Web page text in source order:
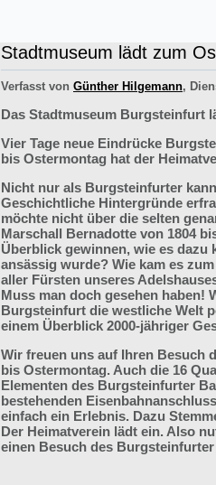
Stadtmuseum lädt zum
Verfasst von Günther Hilgemann,
Das Stadtmuseum Burgsteinfurt
Vier Tage neue Eindrücke
bis Ostermontag hat der
Nicht nur als Burgsteinfurter
Geschichtliche Hintergründe
möchte nicht über die selten
Marschall Bernadotte von 1804
Überblick gewinnen, wie es dazu
ansässig wurde? Wie kam es
aller Fürsten unseres
Muss man doch gesehen haben!
Burgsteinfurt die westliche Welt
einem Überblick 2000-jähriger
Wir freuen uns auf Ihren Besuch
bis Ostermontag. Auch die 16
Elementen des Burgsteinfurter
bestehenden
einfach ein Erlebnis. Dazu
Der Heimatverein lädt ein. Also
einen Besuch des